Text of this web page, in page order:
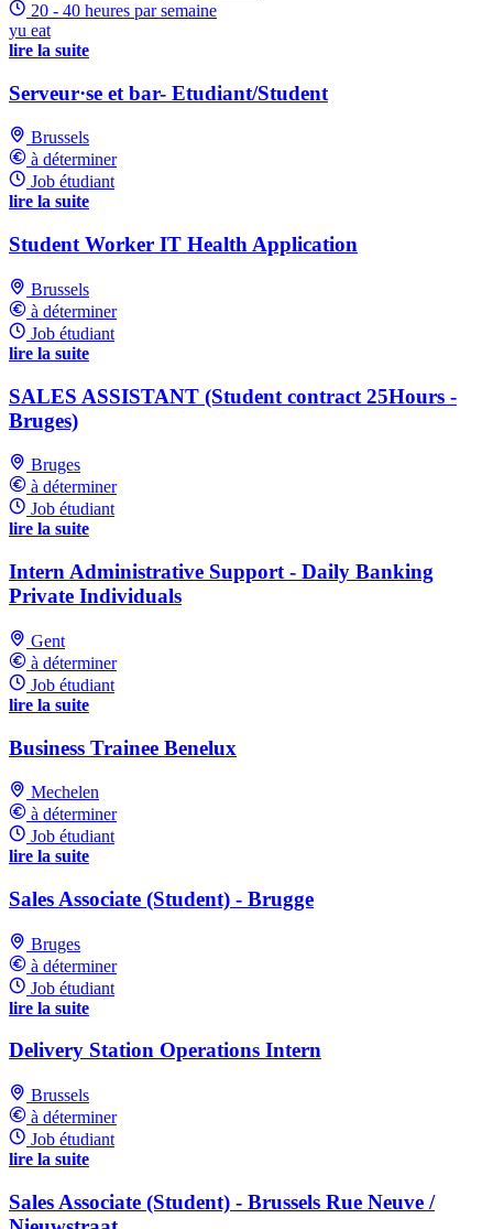
20 - 40 heures par semaine
yu eat
lire la suite
Serveur·se et bar- Etudiant/Student
Brussels
à déterminer
Job étudiant
lire la suite
Student Worker IT Health Application
Brussels
à déterminer
Job étudiant
lire la suite
SALES ASSISTANT (Student contract 25Hours -
Bruges)
Bruges
à déterminer
Job étudiant
lire la suite
Intern Administrative Support - Daily Banking
Private Individuals
Gent
à déterminer
Job étudiant
lire la suite
Business Trainee Benelux
Mechelen
à déterminer
Job étudiant
lire la suite
Sales Associate (Student) - Brugge
Bruges
à déterminer
Job étudiant
lire la suite
Delivery Station Operations Intern
Brussels
à déterminer
Job étudiant
lire la suite
Sales Associate (Student) - Brussels Rue Neuve /